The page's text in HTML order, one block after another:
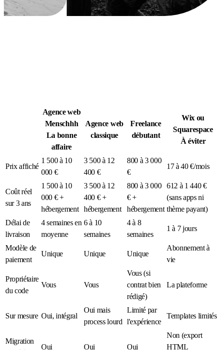
Agence web
Menschhh
La bonne
affaire
Agence web
classique
Freelance
débutant
Wix ou
Squarespace
À éviter
Prix affiché
1 500 à 10
000 €
3 500 à 12
400 €
800 à 3 000
€
17 à 40 €/mois
Coût réel
sur 3 ans
1 500 à 10
000 € +
hébergement
3 500 à 12
400 € +
hébergement
800 à 3 000
€ +
hébergement
612 à 1 440 €
(sans apps ni
thème payant)
Délai de
livraison
4 semaines en
moyenne
6 à 10
semaines
4 à 8
semaines
1 à 7 jours
Modèle de
paiement
Unique Unique Unique
Abonnement à
vie
Propriétaire
du code
Vous Vous
Vous (si
contrat bien
rédigé)
La plateforme
Sur mesure Oui, intégral
Oui mais
process lourd
Limité par
l'expérience
Templates limités
Migration
Oui Oui Oui
Non (export
HTML